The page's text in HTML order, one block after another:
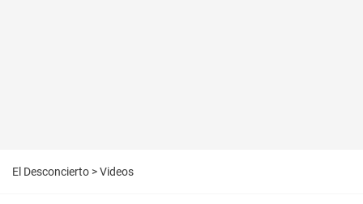
El Desconcierto >Videos